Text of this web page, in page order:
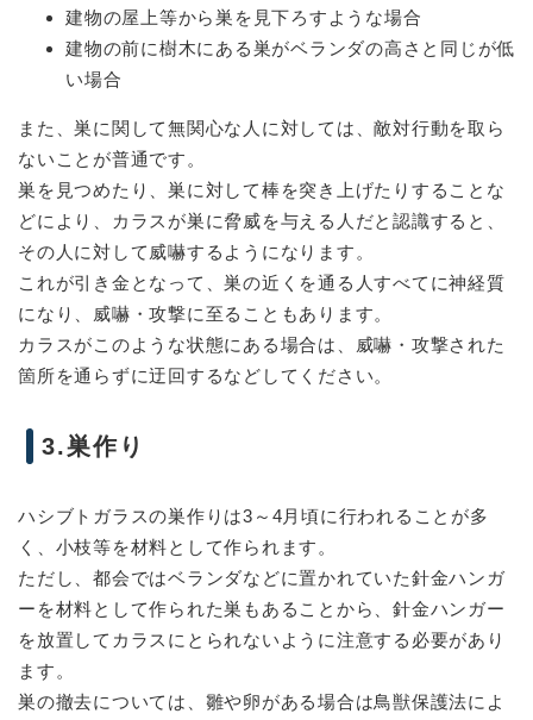
建物の屋上等から巣を見下ろすような場合
建物の前に樹木にある巣がベランダの高さと同じが低
い場合
また、巣に関して無関心な人に対しては、敵対行動を取ら
ないことが普通です。
巣を見つめたり、巣に対して棒を突き上げたりすることな
どにより、カラスが巣に脅威を与える人だと認識すると、
その人に対して威嚇するようになります。
これが引き金となって、巣の近くを通る人すべてに神経質
になり、威嚇・攻撃に至ることもあります。
カラスがこのような状態にある場合は、威嚇・攻撃された
箇所を通らずに迂回するなどしてください。
3.巣作り
ハシブトガラスの巣作りは3～4月頃に行われることが多
く、小枝等を材料として作られます。
ただし、都会ではベランダなどに置かれていた針金ハンガ
ーを材料として作られた巣もあることから、針金ハンガー
を放置してカラスにとられないように注意する必要があり
ます。
巣の撤去については、雛や卵がある場合は鳥獣保護法によ